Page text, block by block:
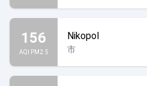
156
AQI PM2.5
Nikopol
市